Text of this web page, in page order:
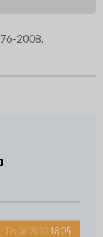
2008.
Tis 06 202318:05